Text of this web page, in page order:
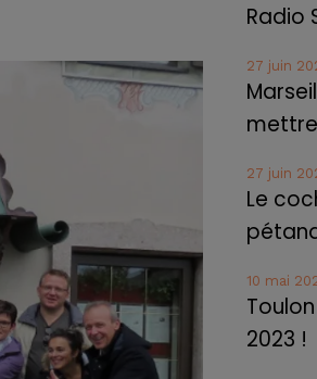
Radio
27 juin
27 juin
Le
10 mai
2023 !